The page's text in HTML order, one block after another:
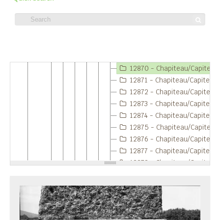
12870 - Chapiteau/Capitel.
12871 - Chapiteau/Capitel.
12872 - Chapiteau/Capitel.
12873 - Chapiteau/Capitel.
12874 - Chapiteau/Capitel.
12875 - Chapiteau/Capitel.
12876 - Chapiteau/Capitel.
12877 - Chapiteau/Capitel.
12878 - Chapiteau/Capitel.
12880 - Belo : Temples.
12881 - Belo : Temples.
12882 - Belo : Temples.